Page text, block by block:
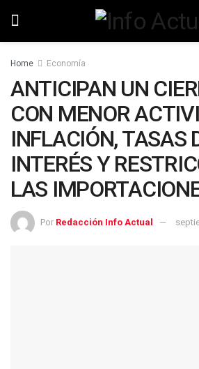
Home Economía
ANTICIPAN UN
CON MENOR
INFLACIÓN, TASAS
INTERÉS Y
LAS
Por Redacción Info Actual